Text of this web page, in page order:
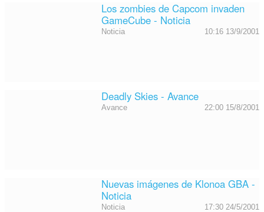
Los zombies de Capcom invaden
GameCube - Noticia
Noticia 10:16 13/9/2001
Deadly Skies - Avance
Avance 22:00 15/8/2001
Nuevas imágenes de Klonoa GBA -
Noticia
Noticia 17:30 24/5/2001